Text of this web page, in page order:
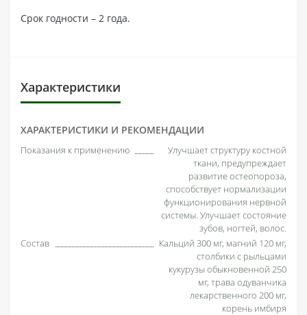
Срок годности – 2 года.
Характеристики
ХАРАКТЕРИСТИКИ И РЕКОМЕНДАЦИИ
Показания к применению
Улучшает структуру костной
ткани, предупреждает
развитие остеопороза,
способствует нормализации
функционирования нервной
системы. Улучшает состояние
зубов, ногтей, волос.
Состав
Кальций 300 мг, магний 120 мг,
столбики с рыльцами
кукурузы обыкновенной 250
мг, трава одуванчика
лекарственного 200 мг,
корень имбиря